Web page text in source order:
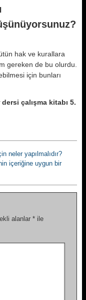
hak ve kurallara
gereken de bu olurdu.
için bunları
çalışma kitabı 5.
neler yapılmalıdır?
içeriğine uygun bir
alanlar * ile